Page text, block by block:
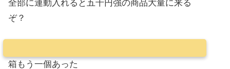
全部に連動入れると五千円強の商品大量に来る
ぞ？
箱もう一個あった